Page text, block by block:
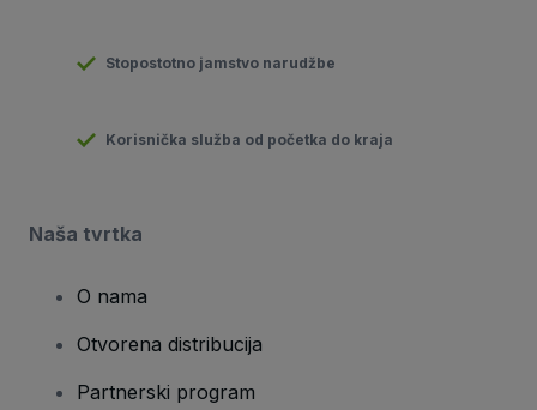
Stopostotno jamstvo narudžbe
Korisnička služba od početka do kraja
Naša tvrtka
O nama
Otvorena distribucija
Partnerski program